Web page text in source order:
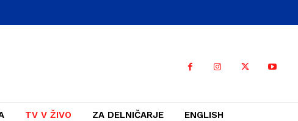
TV V ŽIVO ZA DELNIČARJE ENGLISH